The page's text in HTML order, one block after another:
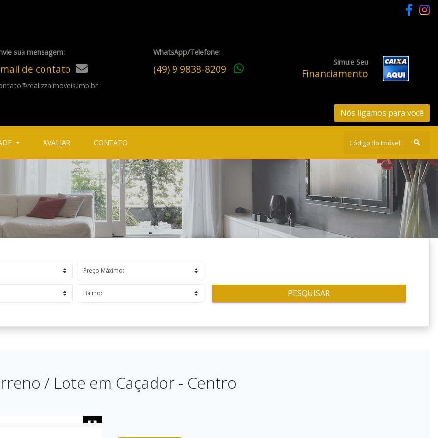
sua mensagem:
de contato
WhatsApp/Telefone:
(49) 9 9838-8209
Simule Seu
Financiamento
Nós ligamos para você
AVALIAR CONTATO
PESQUISAR
/ Lote em Caçador - Centro